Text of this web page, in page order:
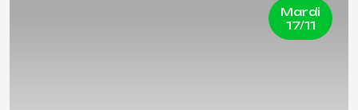
Mardi
17/11